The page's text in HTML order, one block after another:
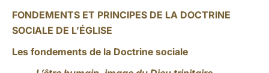
FONDEMENTS ET PRINCIPES DE LA DOCTRINE
SOCIALE DE L’ÉGLISE
Les fondements de la Doctrine sociale